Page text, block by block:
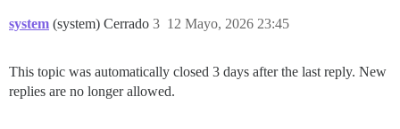
system (system) Cerrado 12 Mayo, 2026 23:45
3
This topic was automatically closed 3 days after the last reply. New
replies are no longer allowed.